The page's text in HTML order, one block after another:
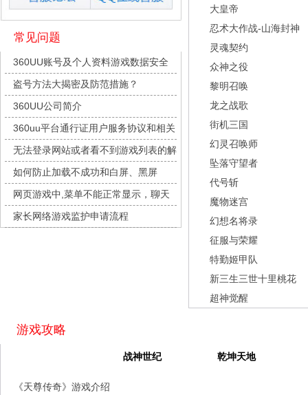
魔物迷宫
每日新服
今日 10:00点
豌豆大作战
每日新服
今日 10:00点
灵魂序章
每日新服
今日 10:00点
冒险守护
每日新服
绝地苍穹
每日新服
今日 10:00点
代号斩
每日新服
今日 10:00点
异星战舰
每日新服
今日 10:00点
云上契约
每日新服
今日 10:00点
梦幻回响
每日新服
今日 10:00点
灵魂契约
仙剑奇侠传：新的开始
每日新服
常见问题
360UU账号及个人资料游戏数据安全
盗号方法大揭密及防范措施？
360UU公司简介
360uu平台通行证用户服务协议和相关
的条款和条件
无法登录网站或者看不到游戏列表的解
决方法
如何防止加载不成功和白屏、黑屏
网页游戏中,菜单不能正常显示，聊天
及其它功能不能正常使用的解决办法
家长网络游戏监护申请流程
大皇帝
忍术大作战-山海封神
灵魂契约
众神之役
黎明召唤
龙之战歌
街机三国
幻灵召唤师
坠落守望者
代号斩
魔物迷宫
幻想名将录
征服与荣耀
特勤姬甲队
新三生三世十里桃花
超神觉醒
游戏攻略
战神世纪 乾坤天地
《天尊传奇》游戏介绍